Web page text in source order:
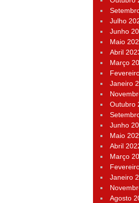
Julho
Junho
Maio
Abril
Março
Janeiro
Outubro
Junho
Maio
Abril
Março
Janeiro
Agosto